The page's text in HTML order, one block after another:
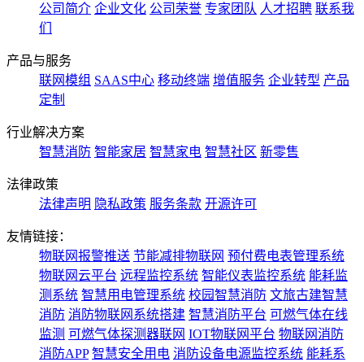
公司简介 企业文化 公司荣誉 专家团队 人才招聘 联系我
们
产品与服务
联网模组 SAAS中心 移动终端 增值服务 企业转型 产品
定制
行业解决方案
智慧消防 智能家居 智慧家电 智慧社区 新零售
法律政策
法律声明 隐私政策 服务条款 开源许可
友情链接：
物联网报警推送 节能减排物联网 预付费电表管理系统
物联网云平台 远程监控系统 智能仪表监控系统 能耗监
测系统 智慧用电管理系统 校园智慧消防 文旅古建智慧
消防 消防物联网系统搭建 智慧消防平台 可燃气体在线
监测 可燃气体探测器联网 IOT物联网平台 物联网消防
消防APP 智慧安全用电 消防设备电源监控系统 能耗系